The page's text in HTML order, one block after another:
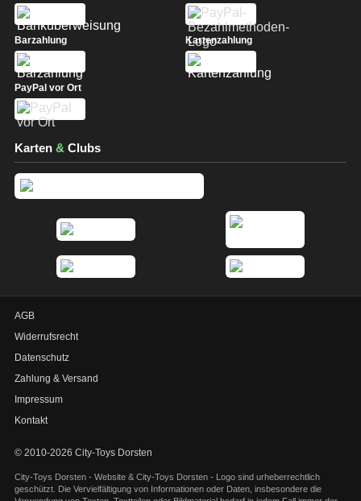
Barzahlung Kartenzahlung
PayPal vor Ort
Karten & Clubs
AGB
Widerrufsrecht
Datenschutz
Zahlung & Versand
Impressum
Kontakt
© 2010-2026 City-Toys Dorsten
City-Toys Dorsten - Website & City-Toys Dorsten - Logo sind urheberrechtlich
geschützt. Die Vervielfältigung von Informationen oder Daten, insbesondere die